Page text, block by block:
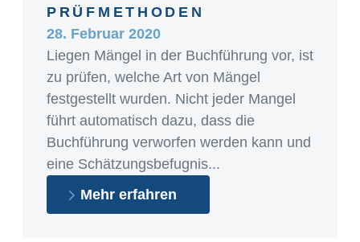
PRÜFMETHODEN
28. Februar 2020
Liegen Mängel in der Buchführung vor, ist
zu prüfen, welche Art von Mängel
festgestellt wurden. Nicht jeder Mangel
führt automatisch dazu, dass die
Buchführung verworfen werden kann und
eine Schätzungsbefugnis...
Mehr erfahren